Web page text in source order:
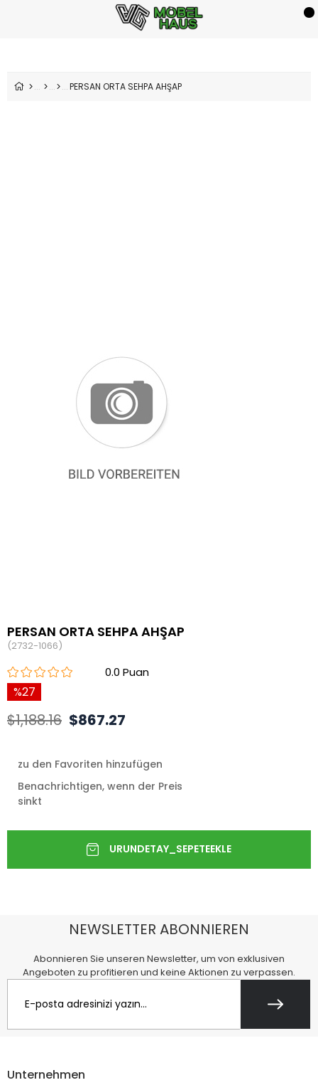
PERSAN ORTA SEHPA AHŞAP
PERSAN ORTA SEHPA AHŞAP
(2732-1066)
0.0
27
$1,188.16 $867.27
zu den Favoriten hinzufügen
Benachrichtigen, wenn der Preis
sinkt
NEWSLETTER ABONNIEREN
Abonnieren Sie unseren Newsletter, um von exklusiven
Angeboten zu profitieren und keine Aktionen zu verpassen.
Unternehmen